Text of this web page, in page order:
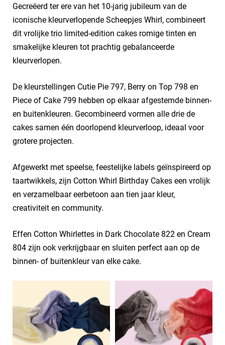
Gecreëerd ter ere van het 10-jarig jubileum van de
iconische kleurverlopende Scheepjes Whirl, combineert
dit vrolijke trio limited-edition cakes romige tinten en
smakelijke kleuren tot prachtig gebalanceerde
kleurverlopen.
De kleurstellingen Cutie Pie 797, Berry on Top 798 en
Piece of Cake 799 hebben op elkaar afgestemde binnen-
en buitenkleuren. Gecombineerd vormen alle drie de
cakes samen één doorlopend kleurverloop, ideaal voor
grotere projecten.
Afgewerkt met speelse, feestelijke labels geïnspireerd op
taartwikkels, zijn Cotton Whirl Birthday Cakes een vrolijk
en verzamelbaar eerbetoon aan tien jaar kleur,
creativiteit en community.
Effen Cotton Whirlettes in Dark Chocolate 822 en Cream
804 zijn ook verkrijgbaar en sluiten perfect aan op de
binnen- of buitenkleur van elke cake.